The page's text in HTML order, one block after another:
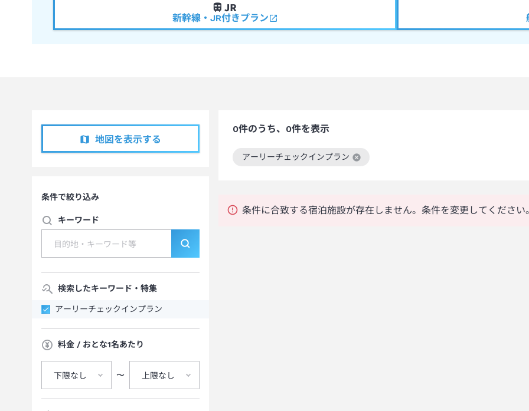
新幹線・JR付きプラン
地図を表示する
条件で絞り込み
キーワード
検索したキーワード・特集
アーリーチェックインプラン
料金 / おとな1名あたり
下限なし 〜 上限なし
0件のうち、0件を表示
アーリーチェックインプラン
この絞り込み条件を解除
条件に合致する宿泊施設が存在しません。条件を変更してください